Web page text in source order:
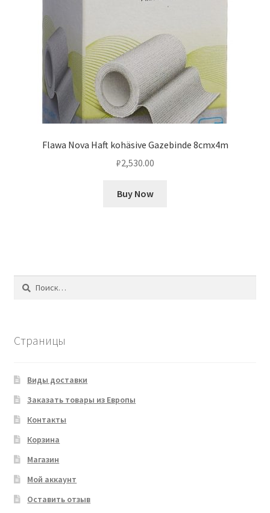
Flawa Nova Haft kohäsive Gazebinde 8cmx4m
₽2,530.00
Buy Now
Найти:
Страницы
Виды доставки
Заказать товары из Европы
Контакты
Корзина
Магазин
Мой аккаунт
Оставить отзыв